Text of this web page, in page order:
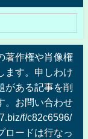
著作権や肖像権
ます。申しわけ
がある記事を削
。お問い合わせ
f/c82c6596/
ロードは行なっ